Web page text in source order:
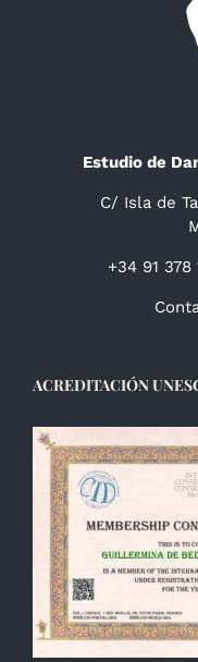
Estudio de
C/ Isla de
+34 91
ACREDITACIÓN